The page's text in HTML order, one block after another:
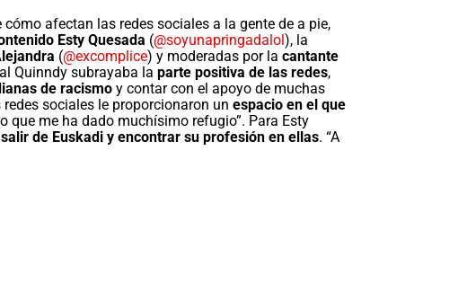
cómo afectan las redes sociales a la gente de a pie,
Esty Quesada (@soyunapringadalol), la
(@excomplice) y moderadas por lacantante
Quinndy subrayaba laparte positiva de las redes,
de racismo y contar con el apoyo de muchas
redes sociales le proporcionaron unespacio en el que
que me ha dado muchísimo refugio”. Para Esty
de Euskadi y encontrar su profesión en ellas. “A